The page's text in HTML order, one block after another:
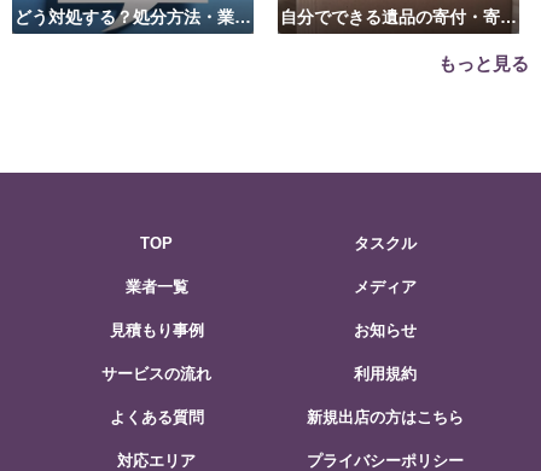
どう対処する？処分方法・業者
自分でできる遺品の寄付・寄贈
もっと見る
TOP
業者一覧
見積もり事例
サービスの流れ
よくある質問
対応エリア
タスクル
メディア
お知らせ
利用規約
新規出店の方はこちら
プライバシーポリシー